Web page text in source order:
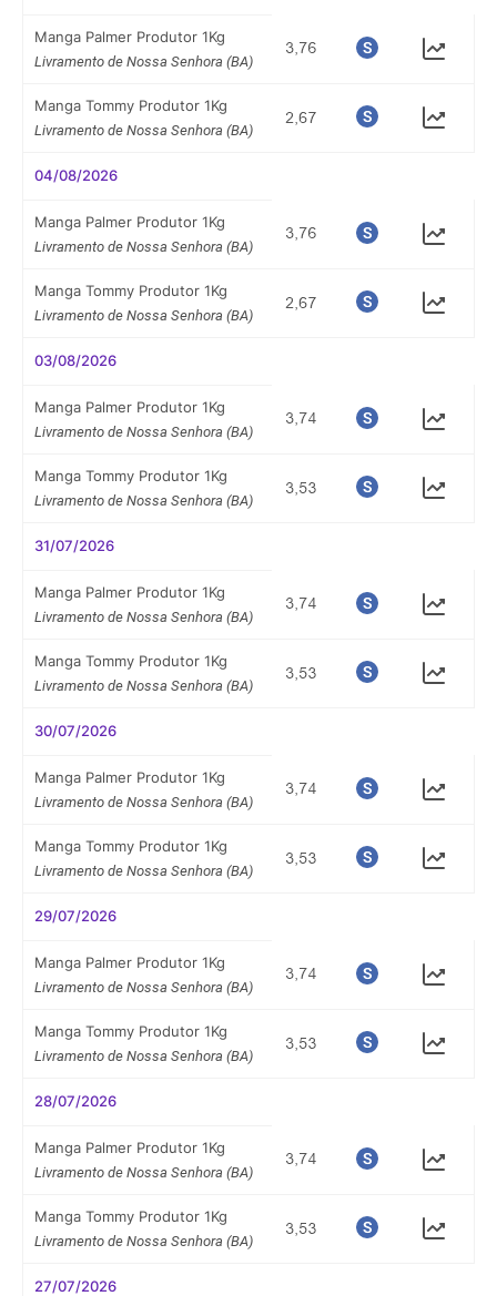
Manga Palmer Produtor 1Kg
Livramento de Nossa Senhora (BA)
Manga Tommy Produtor 1Kg
Livramento de Nossa Senhora (BA)
04/08/2026
Manga Palmer Produtor 1Kg
Livramento de Nossa Senhora (BA)
Manga Tommy Produtor 1Kg
Livramento de Nossa Senhora (BA)
03/08/2026
Manga Palmer Produtor 1Kg
Livramento de Nossa Senhora (BA)
Manga Tommy Produtor 1Kg
Livramento de Nossa Senhora (BA)
31/07/2026
Manga Palmer Produtor 1Kg
Livramento de Nossa Senhora (BA)
Manga Tommy Produtor 1Kg
Livramento de Nossa Senhora (BA)
30/07/2026
Manga Palmer Produtor 1Kg
Livramento de Nossa Senhora (BA)
Manga Tommy Produtor 1Kg
Livramento de Nossa Senhora (BA)
29/07/2026
Manga Palmer Produtor 1Kg
Livramento de Nossa Senhora (BA)
Manga Tommy Produtor 1Kg
Livramento de Nossa Senhora (BA)
28/07/2026
Manga Palmer Produtor 1Kg
Livramento de Nossa Senhora (BA)
Manga Tommy Produtor 1Kg
Livramento de Nossa Senhora (BA)
27/07/2026